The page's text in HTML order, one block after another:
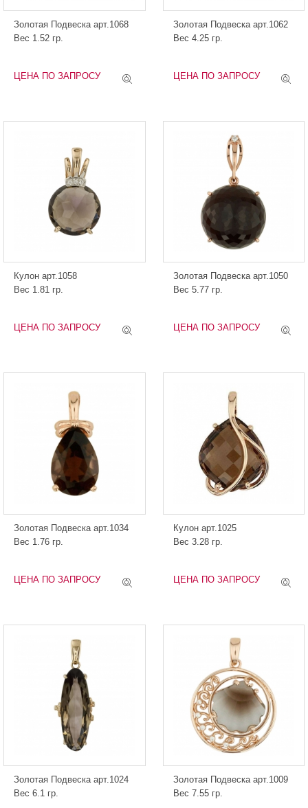
Золотая Подвеска арт.1068
Вес 1.52 гр.
ЦЕНА ПО ЗАПРОСУ
Золотая Подвеска арт.1062
Вес 4.25 гр.
ЦЕНА ПО ЗАПРОСУ
Кулон арт.1058
Вес 1.81 гр.
ЦЕНА ПО ЗАПРОСУ
Золотая Подвеска арт.1050
Вес 5.77 гр.
ЦЕНА ПО ЗАПРОСУ
Золотая Подвеска арт.1034
Вес 1.76 гр.
ЦЕНА ПО ЗАПРОСУ
Кулон арт.1025
Вес 3.28 гр.
ЦЕНА ПО ЗАПРОСУ
Золотая Подвеска арт.1024
Вес 6.1 гр.
Золотая Подвеска арт.1009
Вес 7.55 гр.